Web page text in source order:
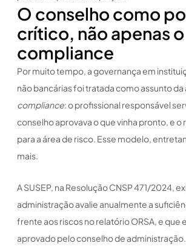
O conselho como
crítico, não apenas o
compliance
Por muito tempo, a governança em
não bancárias foi tratada como assunto da
compliance: o profissional responsável
conselho aprovava o que vinha pronto, e o
para a área de risco. Esse modelo,
mais.
A SUSEP, na Resolução CNSP 471/2024,
administração avalie anualmente a
frente aos riscos no relatório ORSA, e que
aprovado pelo conselho de administração.